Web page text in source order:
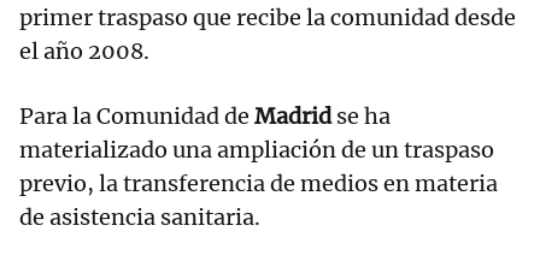
primer traspaso que recibe la comunidad desde
el año 2008.
Para la Comunidad de Madridse ha
materializado una ampliación de un traspaso
previo, la transferencia de medios en materia
de asistencia sanitaria.